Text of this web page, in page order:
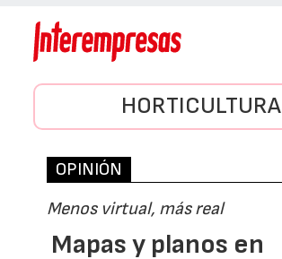
HORTICULTURA
OPINIÓN
Menos virtual, más real
Mapas y planos en